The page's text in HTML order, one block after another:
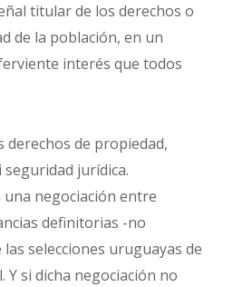
titular de los derechos o
de la población, en un
interés que todos
derechos de propiedad,
jurídica.
negociación entre
definitorias -no
selecciones uruguayas de
si dicha negociación no